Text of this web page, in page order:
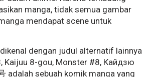
manga, tidak semua gambar
mendapat scene untuk
dengan judul alternatif lainnya
Kaijuu 8-gou, Monster #8, Кайдзю
adalah sebuah komik manga yang